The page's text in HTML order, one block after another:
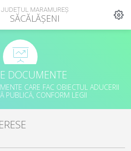
JUDEȚUL MARAMUREȘ
SĂCĂLĂȘENI
DOCUMENTE
CARE FAC OBIECTUL ADUCERII
PUBLICĂ, CONFORM LEGII